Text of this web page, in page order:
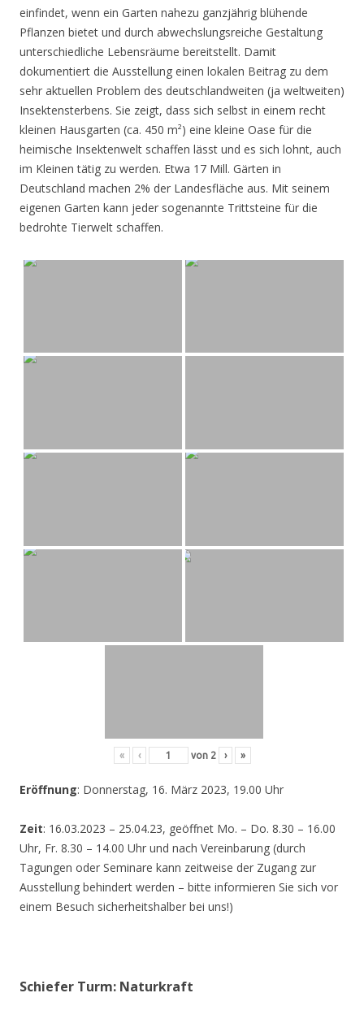
einfindet, wenn ein Garten nahezu ganzjährig blühende
Pflanzen bietet und durch abwechslungsreiche Gestaltung
unterschiedliche Lebensräume bereitstellt. Damit
dokumentiert die Ausstellung einen lokalen Beitrag zu dem
sehr aktuellen Problem des deutschlandweiten (ja weltweiten)
Insektensterbens. Sie zeigt, dass sich selbst in einem recht
kleinen Hausgarten (ca. 450 m²) eine kleine Oase für die
heimische Insektenwelt schaffen lässt und es sich lohnt, auch
im Kleinen tätig zu werden. Etwa 17 Mill. Gärten in
Deutschland machen 2% der Landesfläche aus. Mit seinem
eigenen Garten kann jeder sogenannte Trittsteine für die
bedrohte Tierwelt schaffen.
« ‹ von 2 › »
Eröffnung: Donnerstag, 16. März 2023, 19.00 Uhr
Zeit: 16.03.2023 – 25.04.23, geöffnet Mo. – Do. 8.30 – 16.00
Uhr, Fr. 8.30 – 14.00 Uhr und nach Vereinbarung (durch
Tagungen oder Seminare kann zeitweise der Zugang zur
Ausstellung behindert werden – bitte informieren Sie sich vor
einem Besuch sicherheitshalber bei uns!)
Schiefer Turm: Naturkraft